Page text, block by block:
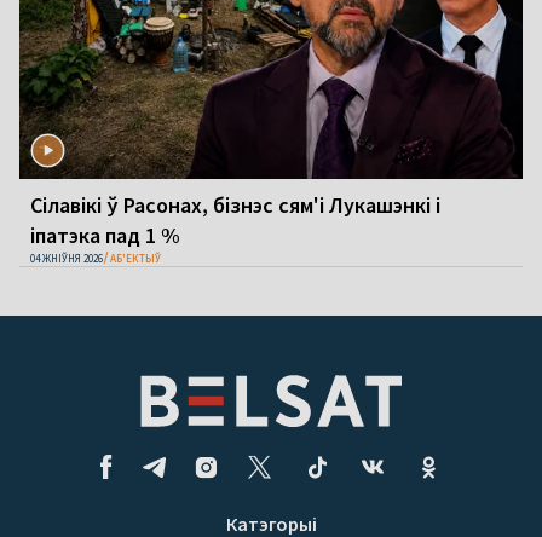
Сілавікі ў Расонах, бізнэс сям'і Лукашэнкі і
іпатэка пад 1 %
04 ЖНІЎНЯ 2026 АБ'ЕКТЫЎ
Катэгорыі